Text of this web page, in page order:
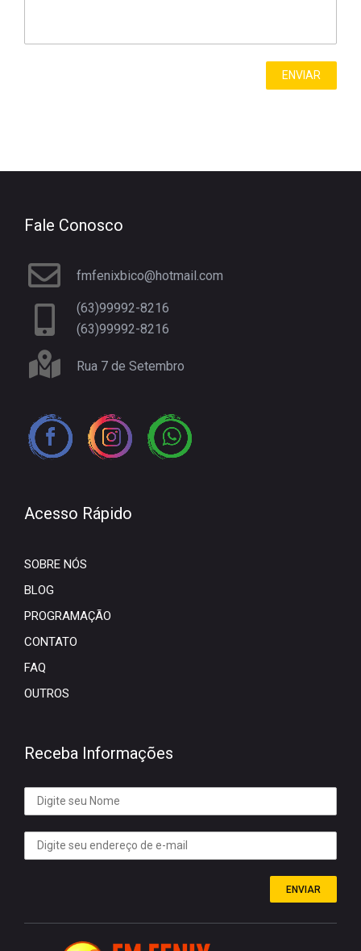
Fale Conosco
fmfenixbico@hotmail.com
(63)99992-8216
(63)99992-8216
Rua 7 de Setembro
Acesso Rápido
SOBRE NÓS
BLOG
PROGRAMAÇÃO
CONTATO
FAQ
OUTROS
Receba Informações
ENVIAR